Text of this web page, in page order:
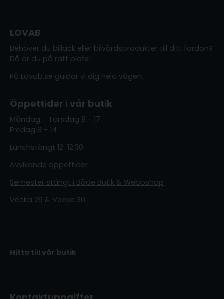
LOVAB
Behöver du billack eller bilvårdsprodukter till ditt fordon?
Då är du på rätt plats!
På Lovab.se guidar vi dig hela vägen.
Öppettider i vår butik
Måndag - Torsdag 8 - 17
Fredag 8 - 14
Lunchstängt 12-12.30
Avvikande öppettider
Semester stängt i Både Butik & Webbshop
Vecka 29 & Vecka 30
Hitta till vår butik